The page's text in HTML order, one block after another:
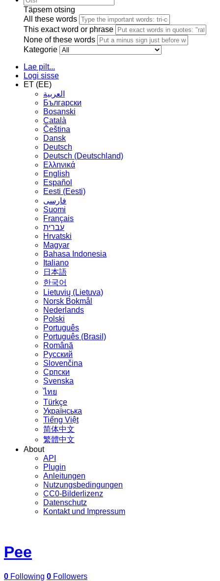
Täpsem otsing
All these words
This exact word or phrase
None of these words
Kategorie
Lae pilt...
Logi sisse
ET (EE)
العربية
Български
Bosanski
Сatalà
Čeština
Dansk
Deutsch
Deutsch (Deutschland)
Ελληνικά
English
Español
Eesti (Eesti)
فارسی
Suomi
Français
עברית
Hrvatski
Magyar
Bahasa Indonesia
Italiano
日本語
한국어
Lietuvių (Lietuva)
‪Norsk Bokmål‬
Nederlands
Polski
Português
Português (Brasil)
Română
Русский
Slovenčina
Српски
Svenska
ไทย
Türkçe
Українська
Tiếng Việt
简体中文
繁體中文
About
API
Plugin
Anleitungen
Nutzungsbedingungen
CC0-Bilderlizenz
Datenschutz
Kontakt und Impressum
Pee
0 Following 0 Followers